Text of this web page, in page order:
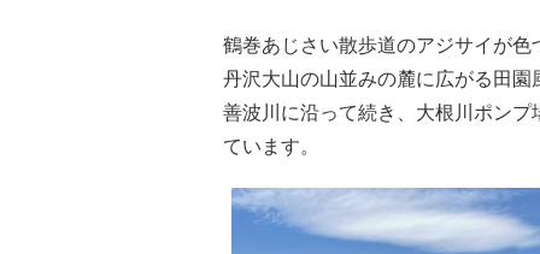
鶴巻あじさい散歩道のアジサイが色
丹沢大山の山並みの麓に広がる田
善波川に沿って続き、大根川ポン
ています。